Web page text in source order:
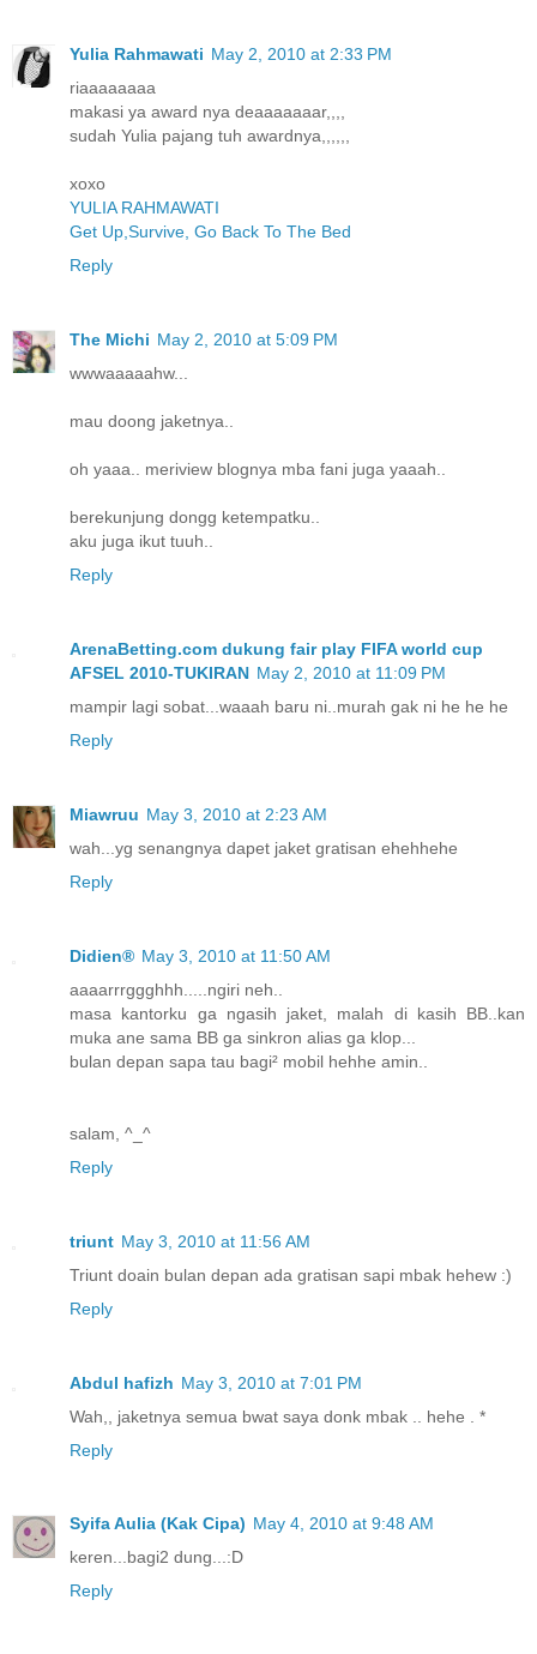
Yulia Rahmawati May 2, 2010 at 2:33 PM
riaaaaaaaa
makasi ya award nya deaaaaaaar,,,,
sudah Yulia pajang tuh awardnya,,,,,,
xoxo
YULIA RAHMAWATI
Get Up,Survive, Go Back To The Bed
Reply
The Michi May 2, 2010 at 5:09 PM
wwwaaaaahw...
mau doong jaketnya..
oh yaaa.. meriview blognya mba fani juga yaaah..
berekunjung dongg ketempatku..
aku juga ikut tuuh..
Reply
ArenaBetting.com dukung fair play FIFA world cup
AFSEL 2010-TUKIRAN May 2, 2010 at 11:09 PM
mampir lagi sobat...waaah baru ni..murah gak ni he he he
Reply
Miawruu May 3, 2010 at 2:23 AM
wah...yg senangnya dapet jaket gratisan ehehhehe
Reply
Didien® May 3, 2010 at 11:50 AM
aaaarrrggghhh.....ngiri neh..
masa kantorku ga ngasih jaket, malah di kasih BB..kan
muka ane sama BB ga sinkron alias ga klop...
bulan depan sapa tau bagi² mobil hehhe amin..
salam, ^_^
Reply
triunt May 3, 2010 at 11:56 AM
Triunt doain bulan depan ada gratisan sapi mbak hehew :)
Reply
Abdul hafizh May 3, 2010 at 7:01 PM
Wah,, jaketnya semua bwat saya donk mbak .. hehe . *
Reply
Syifa Aulia (Kak Cipa) May 4, 2010 at 9:48 AM
keren...bagi2 dung...:D
Reply